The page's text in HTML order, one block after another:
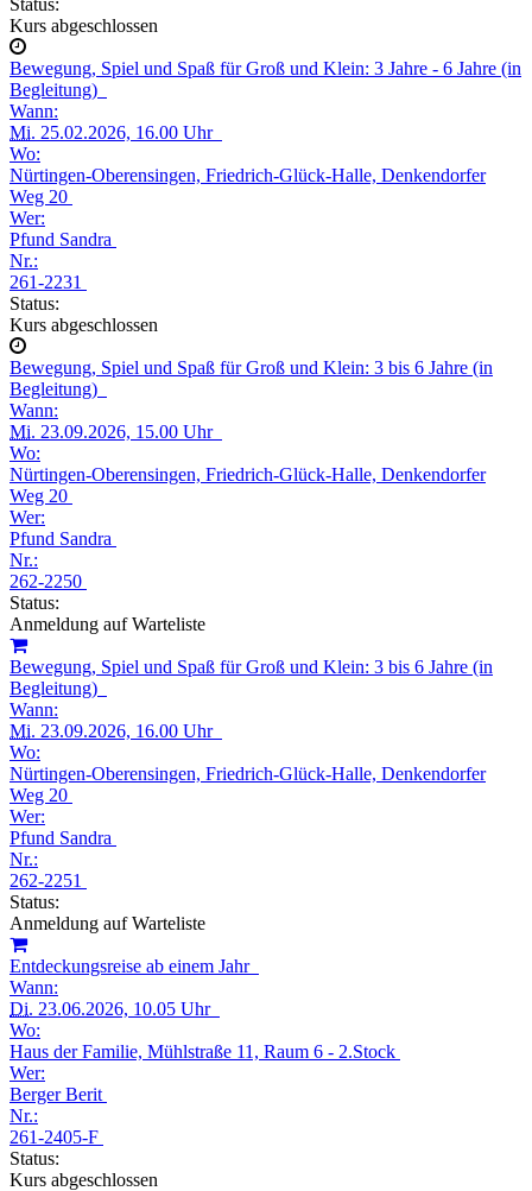
Kurs abgeschlossen
Bewegung, Spiel und Spaß für Groß und Klein: 3 Jahre - 6 Jahre (in
Begleitung)
Wann:
Mi. 25.02.2026, 16.00 Uhr
Wo:
Nürtingen-Oberensingen, Friedrich-Glück-Halle, Denkendorfer
Weg 20
Wer:
Pfund Sandra
Nr.:
261-2231
Status:
Kurs abgeschlossen
Bewegung, Spiel und Spaß für Groß und Klein: 3 bis 6 Jahre (in
Begleitung)
Wann:
Mi. 23.09.2026, 15.00 Uhr
Wo:
Nürtingen-Oberensingen, Friedrich-Glück-Halle, Denkendorfer
Weg 20
Wer:
Pfund Sandra
Nr.:
262-2250
Status:
Anmeldung auf Warteliste
Bewegung, Spiel und Spaß für Groß und Klein: 3 bis 6 Jahre (in
Begleitung)
Wann:
Mi. 23.09.2026, 16.00 Uhr
Wo:
Nürtingen-Oberensingen, Friedrich-Glück-Halle, Denkendorfer
Weg 20
Wer:
Pfund Sandra
Nr.:
262-2251
Status:
Anmeldung auf Warteliste
Entdeckungsreise ab einem Jahr
Wann:
Di. 23.06.2026, 10.05 Uhr
Wo:
Haus der Familie, Mühlstraße 11, Raum 6 - 2.Stock
Wer:
Berger Berit
Nr.:
261-2405-F
Status:
Kurs abgeschlossen